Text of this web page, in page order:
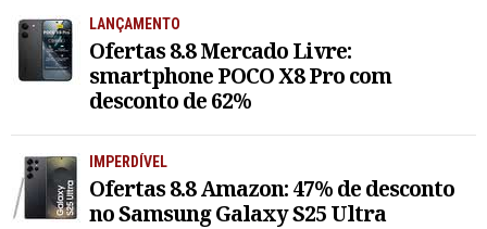
LANÇAMENTO
Ofertas 8.8 Mercado Livre:
smartphone POCO X8 Pro com
desconto de 62%
IMPERDÍVEL
Ofertas 8.8 Amazon: 47% de desconto
no Samsung Galaxy S25 Ultra